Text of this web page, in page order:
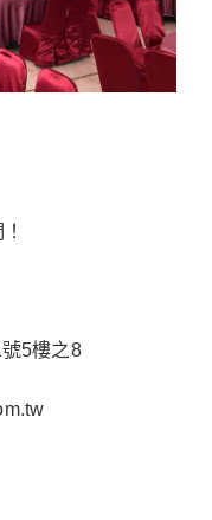
5樓之8